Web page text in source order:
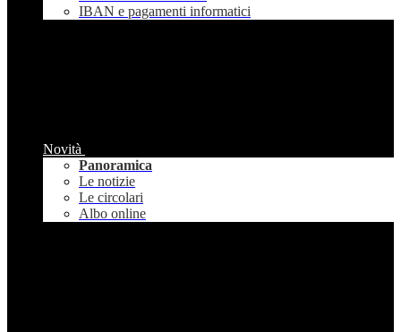
IBAN e pagamenti informatici
Novità
Panoramica
Le notizie
Le circolari
Albo online